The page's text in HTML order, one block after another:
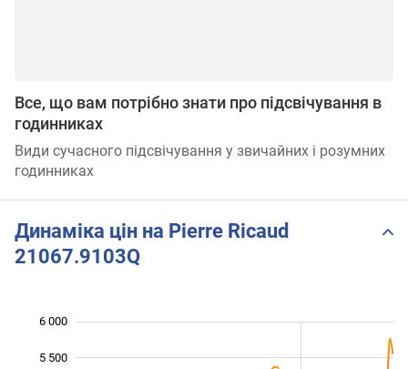
Все, що вам потрібно знати про підсвічування в
годинниках
Види сучасного підсвічування у звичайних і розумних
годинниках
Динаміка цін на Pierre Ricaud
21067.9103Q
5 500
6 000